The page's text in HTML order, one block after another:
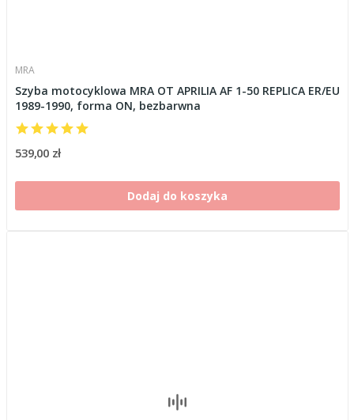
MRA
Szyba motocyklowa MRA OT APRILIA AF 1-50 REPLICA ER/EU
1989-1990, forma ON, bezbarwna
539,00 zł
Dodaj do koszyka